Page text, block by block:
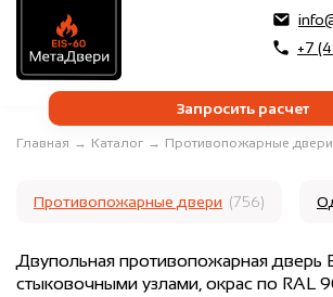
+7
Запросить расчет
Главная → Каталог → Противопожарные двери
Противопожарные двери (756)
Двупольная противопожарная дверь
стыковочными узлами, окрас по RAL